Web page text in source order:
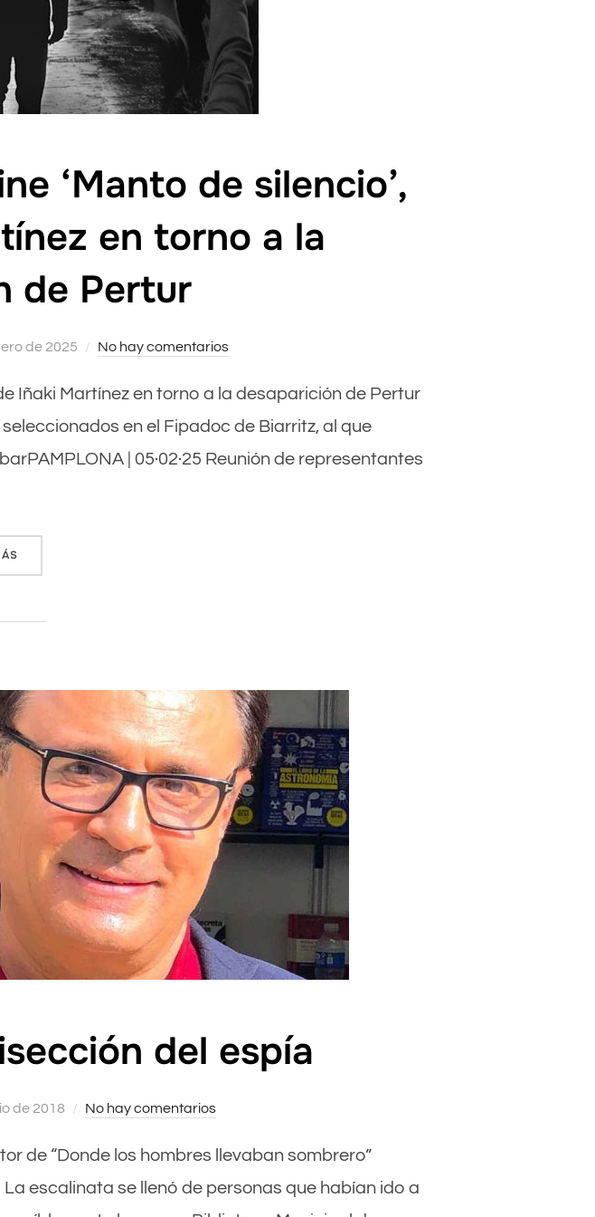
‘Manto de silencio’,
en torno a la
de Pertur
de 2025 No hay comentarios
Iñaki Martínez en torno a la desaparición de Pertur
en el Fipadoc de Biarritz, al que
| 05·02·25 Reunión de representantes
del espía
de 2018 No hay comentarios
de “Donde los hombres llevaban sombrero”
escalinata se llenó de personas que habían ido a